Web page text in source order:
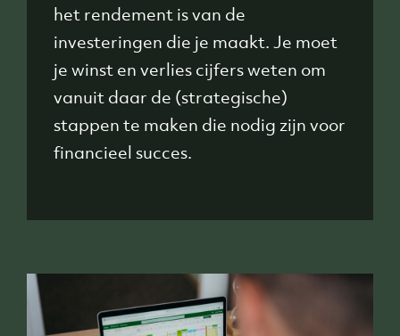
het rendement is van de
investeringen die je maakt. Je moet
je winst en verlies cijfers weten om
vanuit daar de (strategische)
stappen te maken die nodig zijn voor
financieel succes.